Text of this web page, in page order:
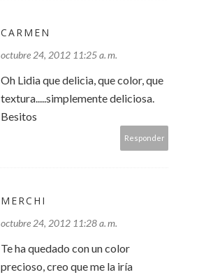
CARMEN
octubre 24, 2012 11:25 a. m.
Oh Lidia que delicia, que color, que
textura.....simplemente deliciosa.
Besitos
Responder
MERCHI
octubre 24, 2012 11:28 a. m.
Te ha quedado con un color
precioso, creo que me la iría